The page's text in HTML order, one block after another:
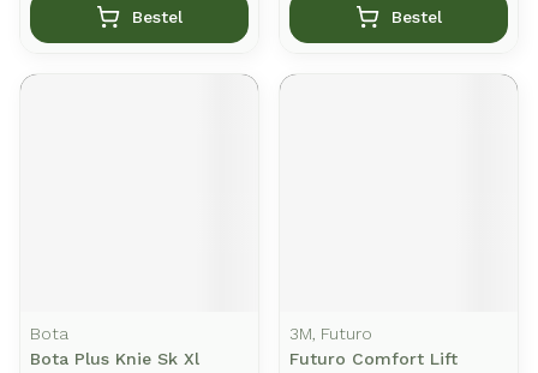
Bestel Bestel
Bota
Bota Plus Knie Sk Xl
3M, Futuro
Futuro Comfort Lift